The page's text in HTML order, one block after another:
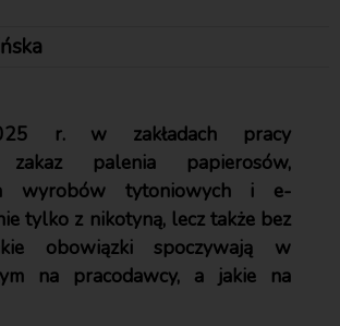
r. w zakładach pracy
zakaz palenia papierosów,
wyrobów tytoniowych i e-
tylko z nikotyną, lecz także bez
obowiązki spoczywają w
na pracodawcy, a jakie na